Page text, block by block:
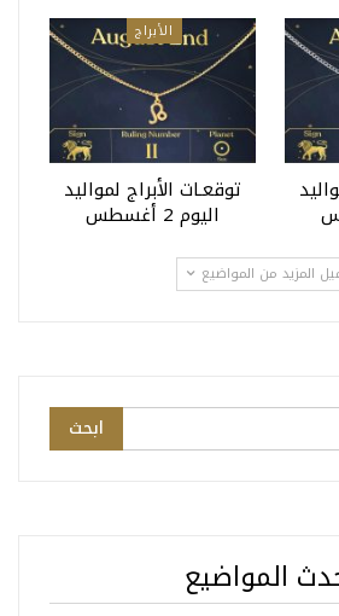
الأبراج
توقعـات الأبراج لمواليد
اليوم 2 أغسطس
المزيد من المواضيع
المواضيع